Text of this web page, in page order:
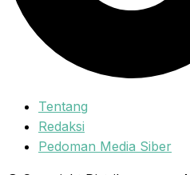
Tentang
Redaksi
Pedoman Media Siber